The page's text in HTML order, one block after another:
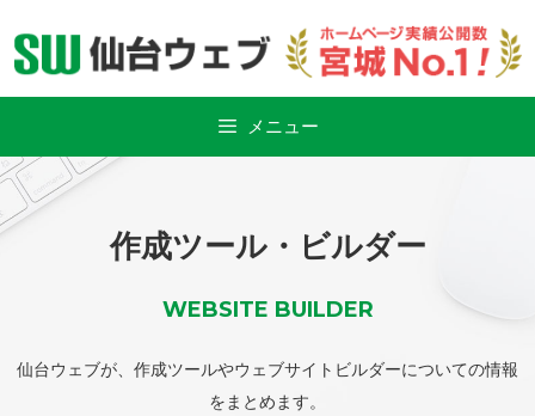
メニュー
作成ツール・ビルダー
WEBSITE BUILDER
仙台ウェブが、作成ツールやウェブサイトビルダーについての情報
をまとめます。